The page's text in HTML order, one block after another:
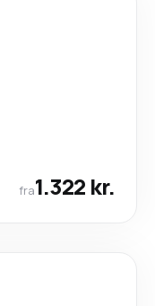
fra1.322 kr.